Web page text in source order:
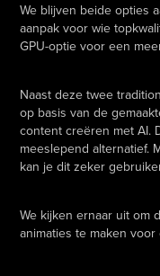
We blijven beide opties
aanpak voor wie
GPU-optie voor een
Naast deze twee
op basis van de
content creëren met AI.
meeslepend alternatief.
kan je dit zeker
We kijken ernaar uit om
animaties te maken